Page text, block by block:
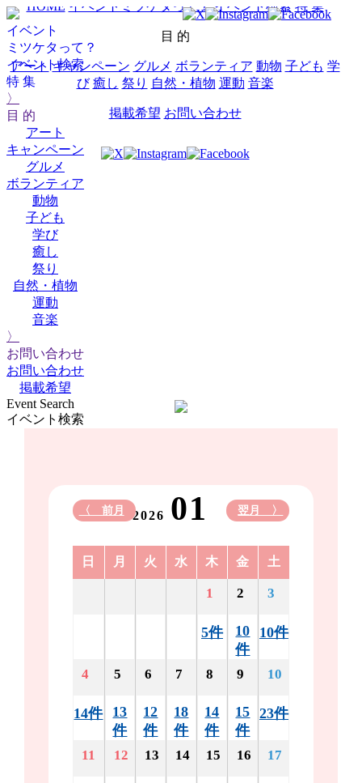
イベント
ミツケタって？
イベント検索
特 集
〉
目 的
アート
キャンペーン
グルメ
ボランティア
動物
子ども
学び
癒し
祭り
自然・植物
運動
音楽
〉
お問い合わせ
お問い合わせ
掲載希望
HOME イベントミツケタって？ イベント検索 特 集
目 的
アート キャンペーン グルメ ボランティア 動物 子ども 学
び 癒し 祭り 自然・植物 運動 音楽
掲載希望 お問い合わせ
Event Search
イベント検索
2026 01
〈 前月 翌月 〉
日 月 火 水 木 金 土
1
5件
2
10
件
3
10件
4
14件
5
13
件
6
12
件
7
18
件
8
14
件
9
15
件
10
23件
11 12 13 14 15 16 17